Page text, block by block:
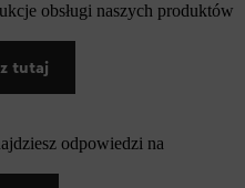
obsługi naszych produktów
tutaj
odpowiedzi na